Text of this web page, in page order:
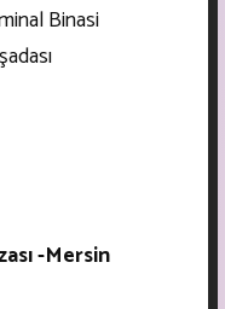
Binasi
-Mersin